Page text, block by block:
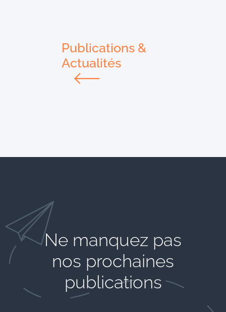
Publications &
Actualités
Ne manquez pas
nos prochaines
publications